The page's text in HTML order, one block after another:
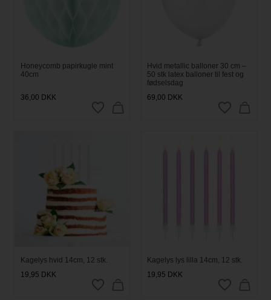
Honeycomb papirkugle mint
40cm
36,00 DKK
Hvid metallic balloner 30 cm –
50 stk latex balloner til fest og
fødselsdag
69,00 DKK
Kagelys hvid 14cm, 12 stk.
19,95 DKK
Kagelys lys lilla 14cm, 12 stk.
19,95 DKK